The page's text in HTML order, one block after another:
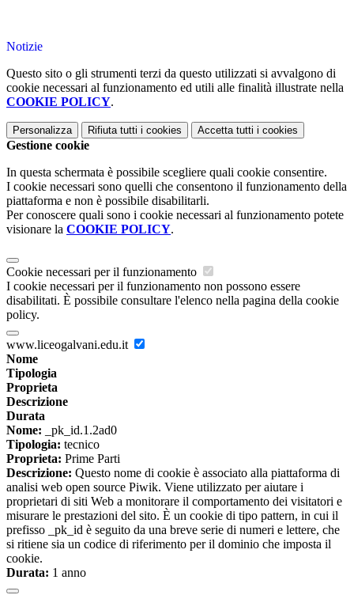
Notizie
Questo sito o gli strumenti terzi da questo utilizzati si avvalgono di
cookie necessari al funzionamento ed utili alle finalità illustrate nella
COOKIE POLICY.
Personalizza Rifiuta tutti i cookies Accetta tutti i cookies
Gestione cookie
In questa schermata è possibile scegliere quali cookie consentire.
I cookie necessari sono quelli che consentono il funzionamento della
piattaforma e non è possibile disabilitarli.
Per conoscere quali sono i cookie necessari al funzionamento potete
visionare la COOKIE POLICY.
Cookie necessari per il funzionamento
I cookie necessari per il funzionamento non possono essere
disabilitati. È possibile consultare l'elenco nella pagina della cookie
policy.
www.liceogalvani.edu.it
Nome
Tipologia
Proprieta
Descrizione
Durata
Nome: _pk_id.1.2ad0
Tipologia: tecnico
Proprieta: Prime Parti
Descrizione: Questo nome di cookie è associato alla piattaforma di
analisi web open source Piwik. Viene utilizzato per aiutare i
proprietari di siti Web a monitorare il comportamento dei visitatori e
misurare le prestazioni del sito. È un cookie di tipo pattern, in cui il
prefisso _pk_id è seguito da una breve serie di numeri e lettere, che
si ritiene sia un codice di riferimento per il dominio che imposta il
cookie.
Durata: 1 anno